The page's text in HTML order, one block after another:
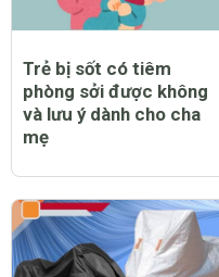
Trẻ bị sốt có tiêm
phòng sởi được không
và lưu ý dành cho cha
mẹ